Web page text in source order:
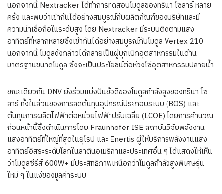
นอกจากนี้ Nextracker ได้ทำการทดสอบโมดูลของทรินา โซลาร์ หลาย
ครั้ง และพบว่าเข้ากันได้อย่างสมบูรณ์กับผลิตภัณฑ์ของบริษัทและมี
ความน่าเชื่อถือในระดับสูง โดย Nextracker มีระบบติดตามแสง
อาทิตย์ที่หลากหลายซึ่งเข้ากันได้อย่างสมบูรณ์กับโมดูล Vertex 210
นอกจากนี้ โมดูลดังกล่าวได้กลายเป็นผู้บุกเบิกอุตสาหกรรมในด้าน
มาตรฐานขนาดโมดูล ซึ่งจะเป็นประโยชน์ต่อห่วงโซ่อุตสาหกรรมปลายน้ำ
ขณะเดียวกัน DNV ยังร่วมแบ่งปันข้อดีของโมดูลกำลังสูงของทรินา โซ
ลาร์ ทั้งในส่วนของการลดต้นทุนอุปกรณ์ประกอบระบบ (BOS) และ
ต้นทุนการผลิตไฟฟ้าต่อหน่วยไฟฟ้าปรับเฉลี่ย (LCOE) โดยการคำนวณ
ก่อนหน้านี้ซึ่งดำเนินการโดย Fraunhofer ISE สถาบันวิจัยพลังงาน
แสงอาทิตย์ที่ใหญ่ที่สุดในยุโรป และ Enertis ผู้ให้บริการพลังงานแสง
อาทิตย์อิสระระดับโลกในลาตินอเมริกาและประเทศอื่น ๆ ได้แสดงให้เห็น
ว่าโมดูลซีรีส์ 600W+ มีประสิทธิภาพเหนือกว่าโมดูลกำลังสูงพิเศษรุ่น
ใหม่ ๆ ในแง่ของมูลค่าระบบ